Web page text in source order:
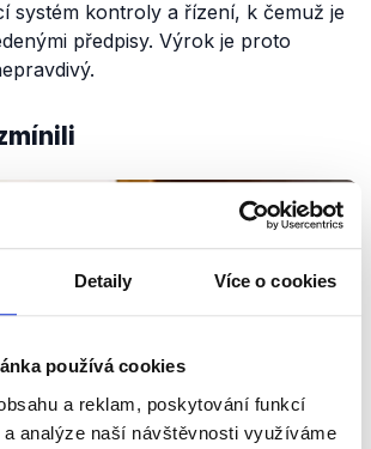
Detaily Více o cookies
používá cookies
a reklam, poskytování funkcí
analýze naší návštěvnosti využíváme
systém kontroly a řízení, k čemuž je
předpisy. Výrok je proto